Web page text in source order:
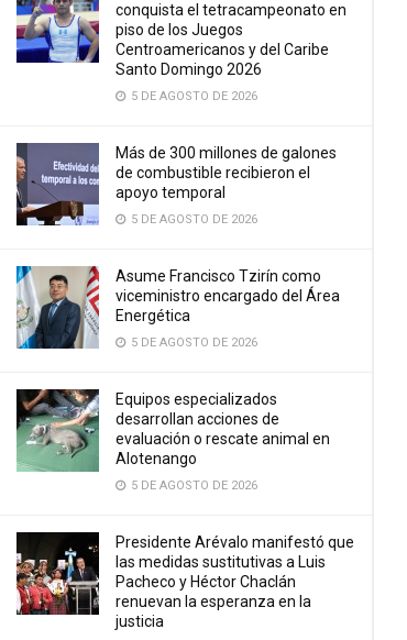
conquista el tetracampeonato en
piso de los Juegos
Centroamericanos y del Caribe
Santo Domingo 2026
5 DE AGOSTO DE 2026
Más de 300 millones de galones
de combustible recibieron el
apoyo temporal
5 DE AGOSTO DE 2026
Asume Francisco Tzirín como
viceministro encargado del Área
Energética
5 DE AGOSTO DE 2026
Equipos especializados
desarrollan acciones de
evaluación o rescate animal en
Alotenango
5 DE AGOSTO DE 2026
Presidente Arévalo manifestó que
las medidas sustitutivas a Luis
Pacheco y Héctor Chaclán
renuevan la esperanza en la
justicia